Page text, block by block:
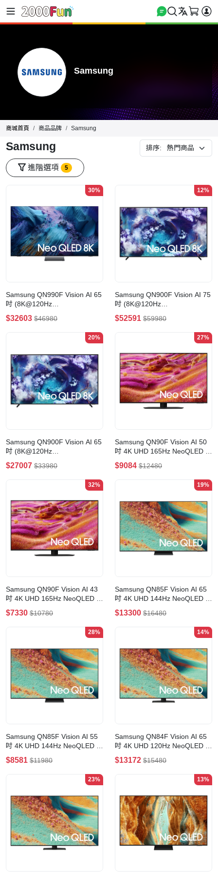
Samsung
商城首頁 商品品牌 Samsung
Samsung 排序:
進階選項 5
30%
Samsung QN990F Vision AI 65
吋 (8K@120Hz
4KUHD@240Hz) NeoQLED 智
能電視(65吋)
$32603 $46980
12%
Samsung QN900F Vision AI 75
吋 (8K@120Hz
4KUHD@165Hz) NeoQLED 智
能電視(75吋)
$52591 $59980
20%
Samsung QN900F Vision AI 65
吋 (8K@120Hz
4KUHD@165Hz) NeoQLED 智
能電視(65吋)
$27007 $33980
27%
Samsung QN90F Vision AI 50
吋 4K UHD 165Hz NeoQLED 智
能電視(50吋)
$9084 $12480
32%
Samsung QN90F Vision AI 43
吋 4K UHD 165Hz NeoQLED 智
能電視(43吋)
$7330 $10780
19%
Samsung QN85F Vision AI 65
吋 4K UHD 144Hz NeoQLED 智
能電視(65吋)
$13300 $16480
28%
Samsung QN85F Vision AI 55
吋 4K UHD 144Hz NeoQLED 智
能電視(55吋)
$8581 $11980
14%
Samsung QN84F Vision AI 65
吋 4K UHD 120Hz NeoQLED 智
能電視(65吋)
$13172 $15480
23% 13%